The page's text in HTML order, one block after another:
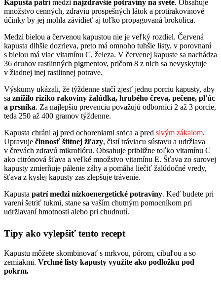
Kapusta patrí medzi najzdravšie potraviny na svete. Obsahuje
množstvo cenných, zdraviu prospešných látok a protirakovinové
účinky by jej mohla závidieť aj toľko propagovaná brokolica.
Medzi bielou a červenou kapustou nie je veľký rozdiel. Červená
kapusta dlhšie dozrieva, preto má omnoho tuhšie listy, v porovnaní
s bielou má viac vitamínu C, železa. V červenej kapuste sa nachádza
36 druhov rastlinných pigmentov, pričom 8 z nich sa nevyskytuje
v žiadnej inej rastlinnej potrave.
Výskumy ukázali, že týždenne stačí zjesť jednu porciu kapusty, aby
sa znížilo riziko rakoviny žalúdka, hrubého čreva, pečene, pľúc
a prsníka. Za najlepšiu prevenciu považujú odborníci 2 až 3 porcie,
teda 250 až 400 gramov týždenne.
Kapusta chráni aj pred ochoreniami srdca a pred sivým zákalom.
Upravuje činnosť štítnej žľazy, čistí tráviacu sústavu a udržiava
v črevách zdravú mikroflóru. Obsahuje približne toľko vitamínu C
ako citrónová šťava a veľké množstvo vitamínu E. Šťava zo surovej
kapusty zmierňuje pálenie záhy a pomáha liečiť žalúdočné vredy,
šťava z kyslej kapusty zas zlepšuje trávenie.
Kapusta patrí medzi nízkoenergetické potraviny. Keď budete pri
varení šetriť tukmi, stane sa vaším chutným pomocníkom pri
udržiavaní hmotnosti alebo pri chudnutí.
Tipy ako vylepšiť tento recept
Kapustu môžete skombinovať s mrkvou, pórom, cibuľou a so
zemiakmi. Vrchné listy kapusty využite ako podložku pod
pokrm.